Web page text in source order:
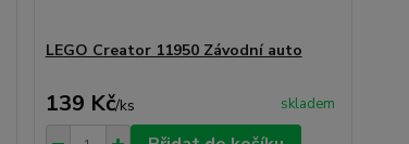
LEGO Creator 11950 Závodní auto
139 Kč/ks skladem